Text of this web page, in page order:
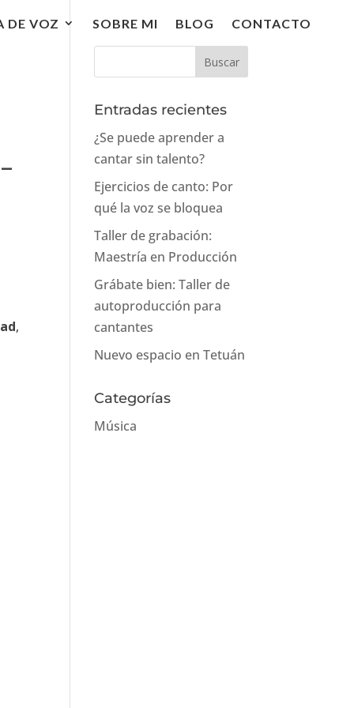
DE VOZ SOBRE MI BLOG CONTACTO
,
Entradas recientes
¿Se puede aprender a
cantar sin talento?
Ejercicios de canto: Por
qué la voz se bloquea
Taller de grabación:
Maestría en Producción
Grábate bien: Taller de
autoproducción para
cantantes
Nuevo espacio en Tetuán
Categorías
Música